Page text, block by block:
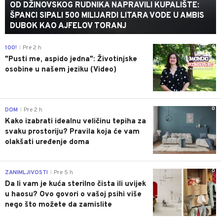
OD DŽINOVSKOG RUDNIKA NAPRAVILI KUPALIŠTE:
ŠPANCI SIPALI 500 MILIJARDI LITARA VODE U AMBIS
DUBOK KAO AJFELOV TORANJ
0
100! Pre 2 h
"Pusti me, aspido jedna": Životinjske
osobine u našem jeziku (Video)
0
DOM Pre 2 h
Kako izabrati idealnu veličinu tepiha za
svaku prostoriju? Pravila koja će vam
olakšati uređenje doma
0
ZANIMLJIVOSTI Pre 5 h
Da li vam je kuća sterilno čista ili uvijek
u haosu? Ovo govori o vašoj psihi više
nego što možete da zamislite